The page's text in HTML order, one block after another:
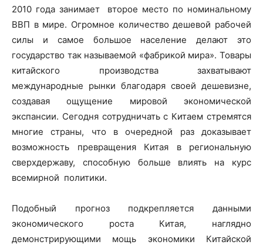
2010 года занимает второе место по номинальному
ВВП в мире. Огромное количество дешевой рабочей
силы и самое большое население делают это
государство так называемой «фабрикой мира». Товары
китайского производства захватывают
международные рынки благодаря своей дешевизне,
создавая ощущение мировой экономической
экспансии. Сегодня сотрудничать с Китаем стремятся
многие страны, что в очередной раз доказывает
возможность превращения Китая в региональную
сверхдержаву, способную больше влиять на курс
всемирной политики.
Подобный прогноз подкрепляется данными
экономического роста Китая, наглядно
демонстрирующими мощь экономики Китайской